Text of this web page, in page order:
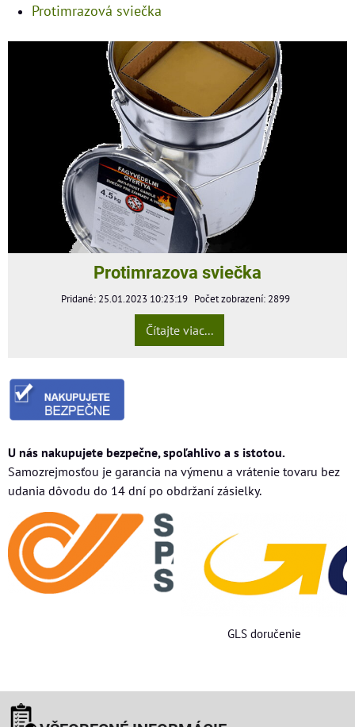
Protimrazová sviečka
Protimrazova sviečka
Pridané: 25.01.2023 10:23:19 Počet zobrazení: 2899
Čítajte viac...
U nás nakupujete bezpečne, spoľahlivo a s istotou.
Samozrejmosťou je garancia na výmenu a vrátenie tovaru bez
udania dôvodu do 14 dní po obdržaní zásielky.
GLS doručenie